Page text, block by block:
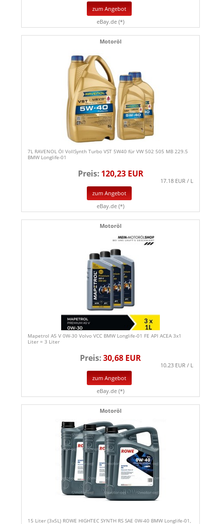
zum Angebot
eBay.de (*)
Motoröl
7L RAVENOL Öl VollSynth Turbo VST 5W40 für VW 502 505 MB 229.5
BMW Longlife-01
Preis: 120,23 EUR
17.18 EUR / L
zum Angebot
eBay.de (*)
Motoröl
Mapetrol A5 V 0W-30 Volvo VCC BMW Longlife-01 FE API ACEA 3x1
Liter = 3 Liter
Preis:30,68 EUR
10.23 EUR / L
zum Angebot
eBay.de (*)
Motoröl
15 Liter (3x5L) ROWE HIGHTEC SYNTH RS SAE 0W-40 BMW Longlife-01,